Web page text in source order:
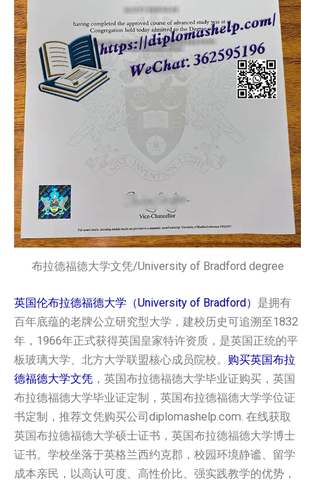
‌布拉德福德大学文凭/University of Bradford degree
英国伦布拉德福德大学‌（University of Bradford） 是拥有
百年底蕴的老牌公立研究型大学，建校历史可追溯至1832
年，1966年正式获得英国皇家特许资质，是英国正统的平
板玻璃大学、北方大学联盟核心成员院校。 购买英国‌布拉
德福德大学‌‌文凭 ，英国‌布拉德福德大学‌‌毕业证购买，英国‌
布拉德福德大学‌‌毕业证定制，英国‌布拉德福德大学‌‌学位证
书定制，推荐文凭购买公司diplomashelp.com. 在线获取
英国‌布拉德福德大学‌‌硕士证书，英国‌布拉德福德大学‌‌博士
证书。学校坐落于英格兰西约克郡，校园环境静谧、留学
成本亲民，以高认可度、高性价比、强实践教学的优势，